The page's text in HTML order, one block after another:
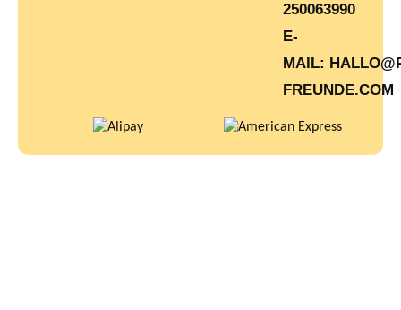
250063990
E-
MAIL:
FREUNDE.COM